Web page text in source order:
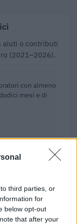
third parties, or
for
below opt-out
that after your
aiuti o contributi
(2021–2026).
con almeno
mesi e di
previdenziali
1 comma 10-15